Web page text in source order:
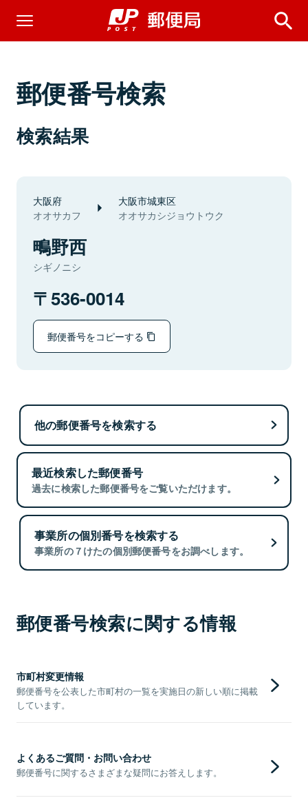
郵便番号検索
検索結果
大阪府
オオサカフ
大阪市城東区
オオサカシジョウトウク
鴫野西
シギノニシ
536-0014
郵便番号をコピーする
他の郵便番号を検索する
最近検索した郵便番号
過去に検索した郵便番号をご覧いただけます。
事業所の個別番号を検索する
事業所の７けたの個別郵便番号をお調べします。
郵便番号検索に関する情報
市町村変更情報
郵便番号を公表した市町村の一覧を実施日の新しい順に掲載
しています。
よくあるご質問・お問い合わせ
郵便番号に関するさまざまな疑問にお答えします。